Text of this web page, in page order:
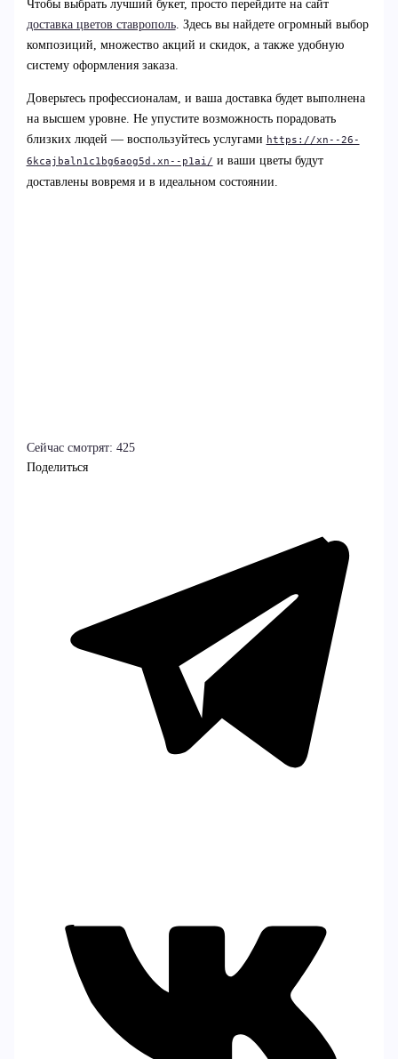
Чтобы выбрать лучший букет, просто перейдите на сайт
доставка цветов ставрополь. Здесь вы найдете огромный выбор
композиций, множество акций и скидок, а также удобную
систему оформления заказа.
Доверьтесь профессионалам, и ваша доставка будет выполнена
на высшем уровне. Не упустите возможность порадовать
близких людей — воспользуйтесь услугами https://xn--26-
6kcajbaln1c1bg6aog5d.xn--p1ai/ и ваши цветы будут
доставлены вовремя и в идеальном состоянии.
Сейчас смотрят: 425
Поделиться